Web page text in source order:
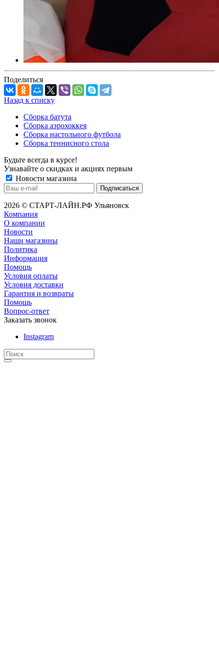
Поделиться
Назад к списку
Сборка батута
Сборка аэрохоккея
Сборка настольного футбола
Сборка теннисного стола
Будьте всегда в курсе!
Узнавайте о скидках и акциях первым
Новости магазина
2026 © СТАРТ-ЛАЙН.РФ Ульяновск
Компания
О компании
Новости
Наши магазины
Политика
Информация
Помощь
Условия оплаты
Условия доставки
Гарантия и возвраты
Помощь
Вопрос-ответ
Заказать звонок
Instagram